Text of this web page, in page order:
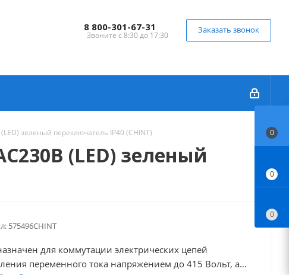
8 800-301-67-31
Звоните с 8:30 до 17:30
Заказать звонок
зеленый переключатель IP40 (CHINT)
(LED) зеленый
575496CHINT
для коммутации электрических цепей
переменного тока напряжением до 415 Вольт, а
0
0
0